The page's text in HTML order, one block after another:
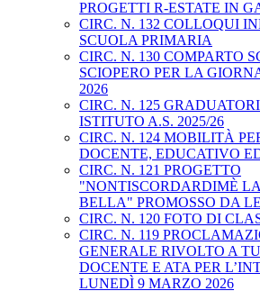
PROGETTI R-ESTATE IN
CIRC. N. 132 COLLOQUI
SCUOLA PRIMARIA
CIRC. N. 130 COMPARTO
SCIOPERO PER LA
2026
CIRC. N. 125
ISTITUTO A.S. 2025/26
CIRC. N. 124 MOBILITÀ
DOCENTE, EDUCATIVO
CIRC. N. 121 PROGETTO
"NONTISCORDARDIMÈ
BELLA" PROMOSSO DA
CIRC. N. 120 FOTO DI
CIRC. N. 119
GENERALE RIVOLTO A
DOCENTE E ATA PER
LUNEDÌ 9 MARZO 2026